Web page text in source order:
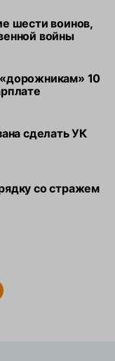
шести воинов,
войны
10
сделать УК
со стражем